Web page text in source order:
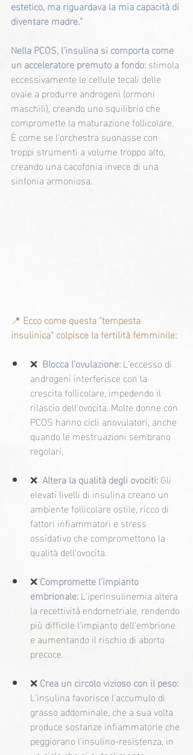
estetico, ma riguardava la mia capacità di
diventare madre."
Nella PCOS, l'insulina si comporta come
un acceleratore premuto a fondo: stimola
eccessivamente le cellule tecali delle
ovaie a produrre androgeni (ormoni
maschili), creando uno squilibrio che
compromette la maturazione follicolare.
È come se l'orchestra suonasse con
troppi strumenti a volume troppo alto,
creando una cacofonia invece di una
sinfonia armoniosa.
📍 Ecco come questa "tempesta
insulinica" colpisce la fertilità femminile:
❌ Blocca l'ovulazione: L'eccesso di
androgeni interferisce con la
crescita follicolare, impedendo il
rilascio dell'ovocita. Molte donne con
PCOS hanno cicli anovulatori, anche
quando le mestruazioni sembrano
regolari.
❌ Altera la qualità degli ovociti: Gli
elevati livelli di insulina creano un
ambiente follicolare ostile, ricco di
fattori infiammatori e stress
ossidativo che compromettono la
qualità dell'ovocita.
❌Compromette l'impianto
embrionale: L'iperinsulinemia altera
la recettività endometriale, rendendo
più difficile l'impianto dell'embrione
e aumentando il rischio di aborto
precoce.
❌Crea un circolo vizioso con il peso:
L'insulina favorisce l'accumulo di
grasso addominale, che a sua volta
produce sostanze infiammatorie che
peggiorano l'insulino-resistenza, in